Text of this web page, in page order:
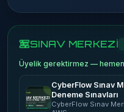
SINAV MERKEZİ
Üyelik gerektirmez —
CyberFlow Sınav
Deneme Sınavları
CyberFlow Sınav